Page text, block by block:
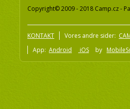
Copyright© 2009 - 2018 Camp.cz -
KONTAKT Vores andre sider:
App: Android iOS by